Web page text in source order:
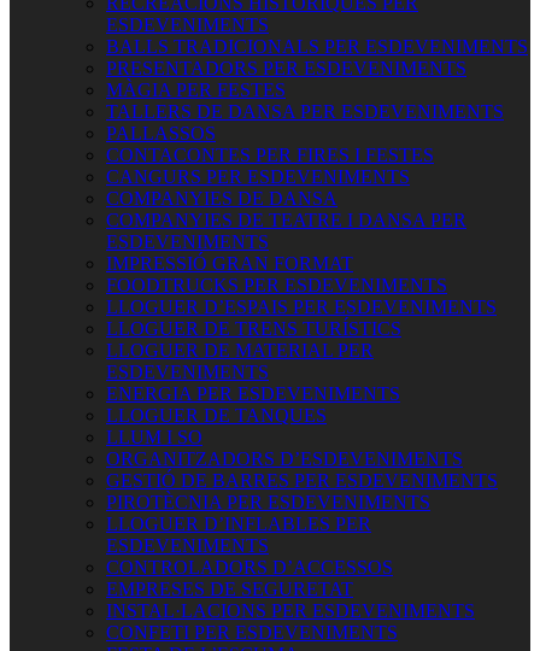
ESDEVENIMENTS
BALLS TRADICIONALS PER ESDEVENIMENTS
PRESENTADORS PER ESDEVENIMENTS
MÀGIA PER FESTES
TALLERS DE DANSA PER ESDEVENIMENTS
PALLASSOS
CONTACONTES PER FIRES I FESTES
CANGURS PER ESDEVENIMENTS
COMPANYIES DE DANSA
COMPANYIES DE TEATRE I DANSA PER
ESDEVENIMENTS
IMPRESSIÓ GRAN FORMAT
FOODTRUCKS PER ESDEVENIMENTS
LLOGUER D’ESPAIS PER ESDEVENIMENTS
LLOGUER DE TRENS TURÍSTICS
LLOGUER DE MATERIAL PER
ESDEVENIMENTS
ENERGIA PER ESDEVENIMENTS
LLOGUER DE TANQUES
LLUM I SO
ORGANITZADORS D’ESDEVENIMENTS
GESTIÓ DE BARRES PER ESDEVENIMENTS
PIROTÈCNIA PER ESDEVENIMENTS
LLOGUER D’INFLABLES PER
ESDEVENIMENTS
CONTROLADORS D’ACCESSOS
EMPRESES DE SEGURETAT
INSTAL·LACIONS PER ESDEVENIMENTS
CONFETI PER ESDEVENIMENTS